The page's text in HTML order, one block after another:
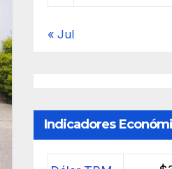
« Jul
Indicadores